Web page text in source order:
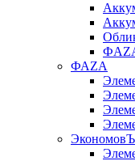
ФАZA
ЭкономовЪ